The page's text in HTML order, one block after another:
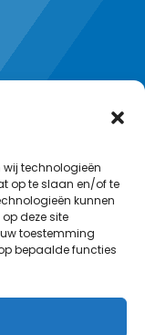
wij technologieën
op te slaan en/of te
kunnen
deze site
toestemming
bepaalde functies